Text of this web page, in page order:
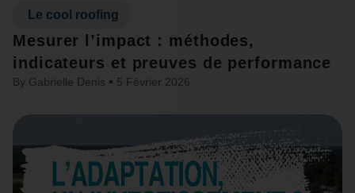
Le cool roofing
Mesurer l’impact : méthodes,
indicateurs et preuves de performance
By Gabrielle Denis 5 Février 2026